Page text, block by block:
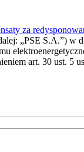
za
„PSE S.A.”) w
art. 30 ust. 5